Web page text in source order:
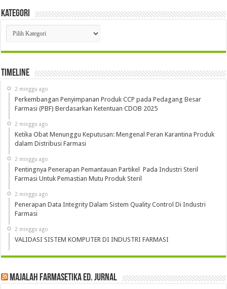
Kategori
Kategori
Timeline
2 minggu ago
Perkembangan Penyimpanan Produk CCP pada Pedagang Besar
Farmasi (PBF) Berdasarkan Ketentuan CDOB 2025
2 minggu ago
Ketika Obat Menunggu Keputusan: Mengenal Peran Karantina Produk
dalam Distribusi Farmasi
2 minggu ago
Pentingnya Penerapan Pemantauan Partikel Pada Industri Steril
Farmasi Untuk Pemastian Mutu Produk Steril
2 minggu ago
Penerapan Data Integrity Dalam Sistem Quality Control Di Industri
Farmasi
2 minggu ago
VALIDASI SISTEM KOMPUTER DI INDUSTRI FARMASI
Majalah Farmasetika Ed. Jurnal